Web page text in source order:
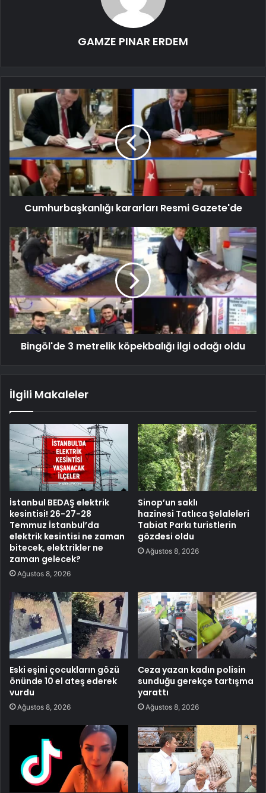
GAMZE PINAR ERDEM
Cumhurbaşkanlığı kararları Resmi Gazete'de
Bingöl'de 3 metrelik köpekbalığı ilgi odağı oldu
İlgili Makaleler
İstanbul BEDAŞ elektrik
kesintisi! 26-27-28
Temmuz İstanbul’da
elektrik kesintisi ne zaman
bitecek, elektrikler ne
zaman gelecek?
Ağustos 8, 2026
Sinop’un saklı
hazinesi Tatlıca Şelaleleri
Tabiat Parkı turistlerin
gözdesi oldu
Ağustos 8, 2026
Eski eşini çocukların gözü
önünde 10 el ateş ederek
vurdu
Ağustos 8, 2026
Ceza yazan kadın polisin
sunduğu gerekçe tartışma
yarattı
Ağustos 8, 2026